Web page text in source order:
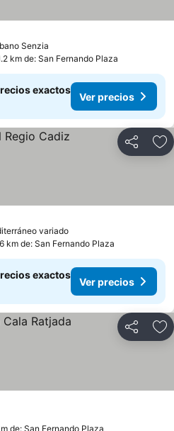
Senzia
km de: San Fernando Plaza
exactos
Ver precios
Compartir
variado
km de: San Fernando Plaza
exactos
Ver precios
Compartir
de: San Fernando Plaza